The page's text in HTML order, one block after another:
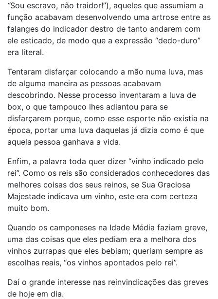
“Sou escravo, não traidor!”), aqueles que assumiam a
função acabavam desenvolvendo uma artrose entre as
falanges do indicador destro de tanto andarem com
ele esticado, de modo que a expressão “dedo-duro”
era literal.
Tentaram disfarçar colocando a mão numa luva, mas
de alguma maneira as pessoas acabavam
descobrindo. Nesse processo inventaram a luva de
box, o que tampouco lhes adiantou para se
disfarçarem porque, como esse esporte não existia na
época, portar uma luva daquelas já dizia como é que
aquela pessoa ganhava a vida.
Enfim, a palavra toda quer dizer “vinho indicado pelo
rei”. Como os reis são considerados conhecedores das
melhores coisas dos seus reinos, se Sua Graciosa
Majestade indicava um vinho, este era com certeza
muito bom.
Quando os camponeses na Idade Média faziam greve,
uma das coisas que eles pediam era a melhora dos
vinhos zurrapas que eles bebiam; queriam sempre as
escolhas reais, “os vinhos apontados pelo rei”.
Daí o grande interesse nas reinvindicações das greves
de hoje em dia.